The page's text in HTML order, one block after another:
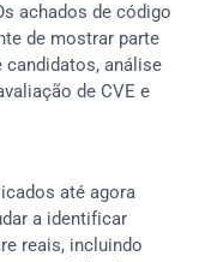
achados de código
de mostrar parte
candidatos, análise
de CVE e
até agora
a identificar
reais, incluindo